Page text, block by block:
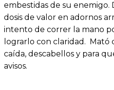
embestidas de su
dosis de valor en adornos
intento de correr la mano
lograrlo con claridad. Mató
caída, descabellos y para
avisos.